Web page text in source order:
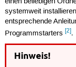
systemweit
entsprechende
Programmstarters [2].
Hinweis!